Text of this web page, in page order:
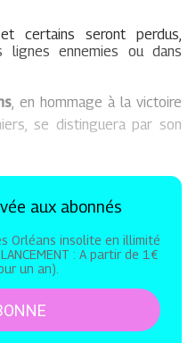
certains seront perdus,
lignes ennemies ou dans
, en hommage à la victoire
se distinguera par son
aux abonnés
Orléans insolite en illimité
: A partir de 1€
un an).